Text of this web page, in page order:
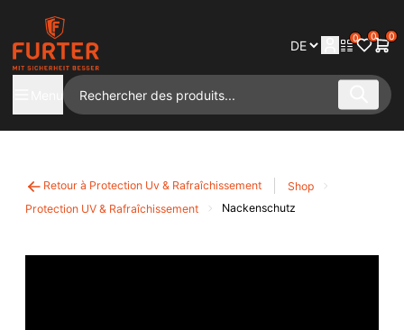
0 0 0
Retour à Protection Uv & Rafraîchissement
Shop
Protection UV & Rafraîchissement
Nackenschutz